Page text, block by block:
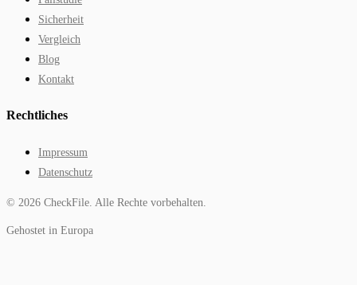
Sicherheit
Vergleich
Blog
Kontakt
Rechtliches
Impressum
Datenschutz
© 2026 CheckFile. Alle Rechte vorbehalten.
Gehostet in Europa